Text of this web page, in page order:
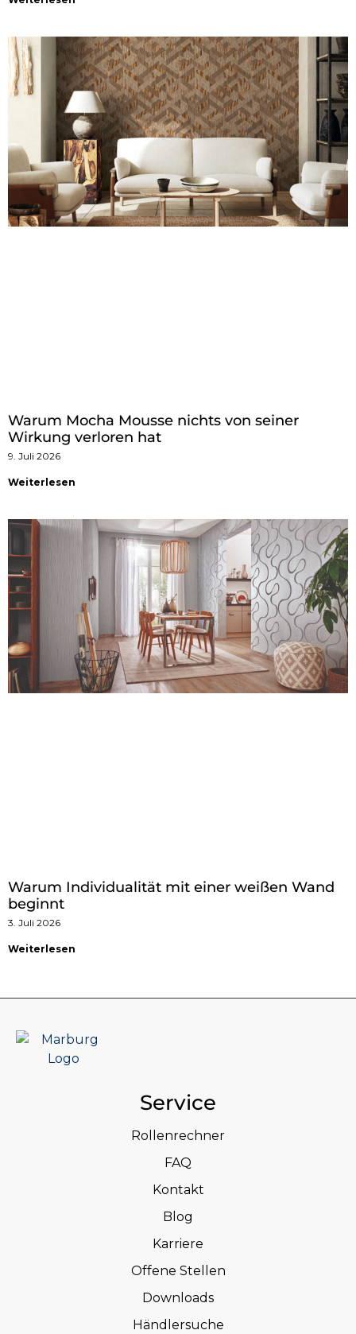
Warum Mocha Mousse nichts von seiner
Wirkung verloren hat
9. Juli 2026
Weiterlesen
Warum Individualität mit einer weißen Wand
beginnt
3. Juli 2026
Weiterlesen
Service
Rollenrechner
FAQ
Kontakt
Blog
Karriere
Offene Stellen
Downloads
Händlersuche